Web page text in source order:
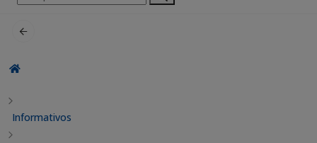
por:
Informativos